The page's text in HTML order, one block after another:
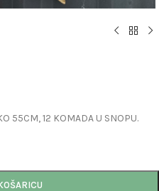
55CM, 12 KOMADA U SNOPU.